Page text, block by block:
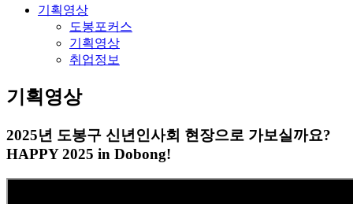
기획영상
도봉포커스
기획영상
취업정보
기획영상
2025년 도봉구 신년인사회 현장으로 가보실까요?
HAPPY 2025 in Dobong!